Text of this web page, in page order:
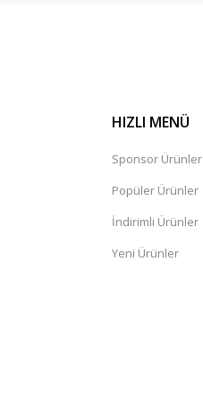
HIZLI MENÜ
Sponsor Ürünler
Popüler Ürünler
İndirimli Ürünler
Yeni Ürünler